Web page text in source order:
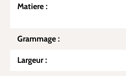
Matiere :
Grammage :
Largeur :